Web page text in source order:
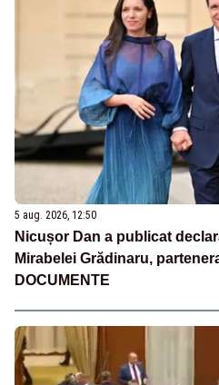
5 aug. 2026, 12:50
Nicușor Dan a publicat
Mirabelei Grădinaru,
DOCUMENTE